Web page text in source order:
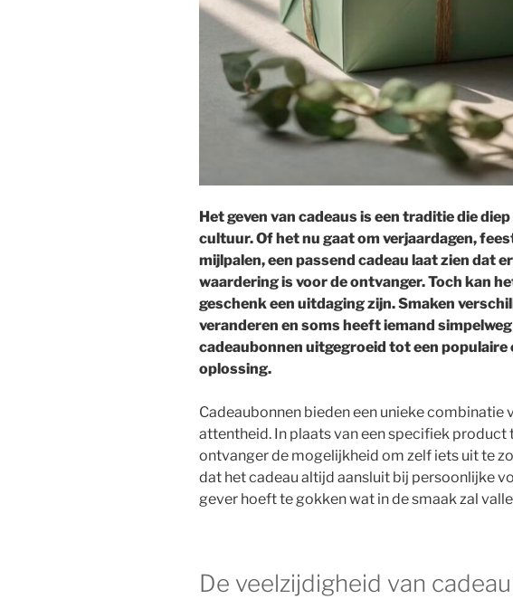
Het geven van cadeaus is een traditie die
cultuur. Of het nu gaat om verjaardagen,
mijlpalen, een passend cadeau laat zien dat
waardering is voor de ontvanger. Toch kan
geschenk een uitdaging zijn. Smaken
veranderen en soms heeft iemand
cadeaubonnen uitgegroeid tot een populaire
oplossing.
Cadeaubonnen bieden een unieke combinatie
attentheid. In plaats van een specifiek product
ontvanger de mogelijkheid om zelf iets uit te
dat het cadeau altijd aansluit bij persoonlijke
gever hoeft te gokken wat in de smaak zal
De veelzijdigheid van